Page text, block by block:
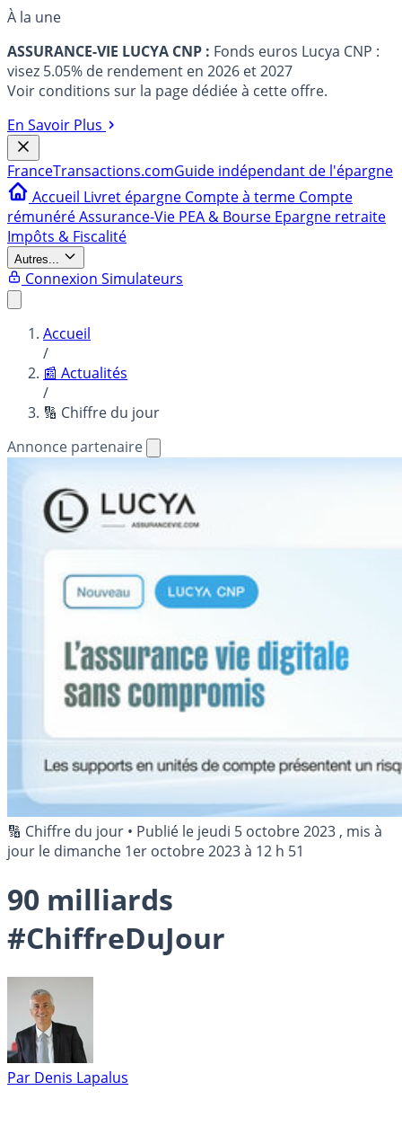
À la une
ASSURANCE-VIE LUCYA CNP : Fonds euros Lucya CNP :
visez 5.05% de rendement en 2026 et 2027
Voir conditions sur la page dédiée à cette offre.
En Savoir Plus
FranceTransactions.comGuide indépendant de l'épargne
Accueil Livret épargne Compte à terme Compte
rémunéréAssurance-Vie PEA & Bourse Epargne retraite
Impôts & Fiscalité
Autres...
Connexion Simulateurs
Accueil
/
📰 Actualités
/
🔢 Chiffre du jour
Annonce partenaire
🔢 Chiffre du jour • Publié le jeudi 5 octobre 2023 , mis à
jour le dimanche 1er octobre 2023 à 12 h 51
90 milliards
#ChiffreDuJour
Par Denis Lapalus